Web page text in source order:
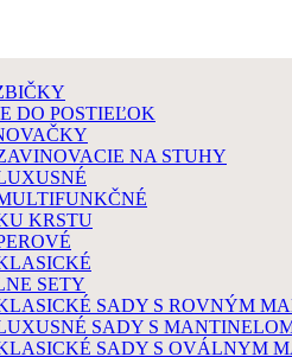
DO POSTIEĽOK
NA STUHY
KRSTU
SETY
SADY S ROVNÝM
SADY S
SADY S OVÁLNYM